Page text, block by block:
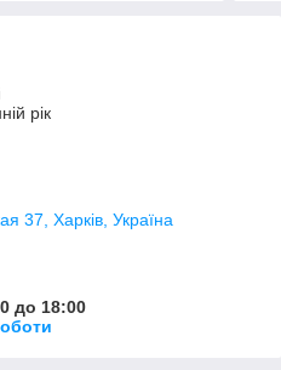
рік
37, Харків, Україна
до 18:00